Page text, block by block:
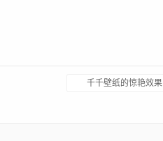
千千壁纸的惊艳效果